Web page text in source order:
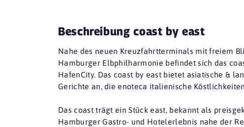
Beschreibung coast by east
Nahe des neuen Kreuzfahrtterminals mit freiem
Hamburger Elbphilharmonie befindet sich das
HafenCity. Das coast by east bietet asiatische &
Gerichte an, die enoteca italienische
Das coast trägt ein Stück east, bekannt als
Hamburger Gastro- und Hotelerlebnis nahe der